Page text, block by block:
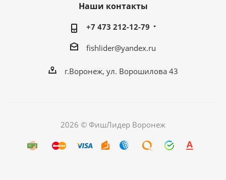
Наши контакты
+7 473 212-12-79
fishlider@yandex.ru
г.Воронеж, ул. Ворошилова 43
2026 © ФишЛидер Воронеж